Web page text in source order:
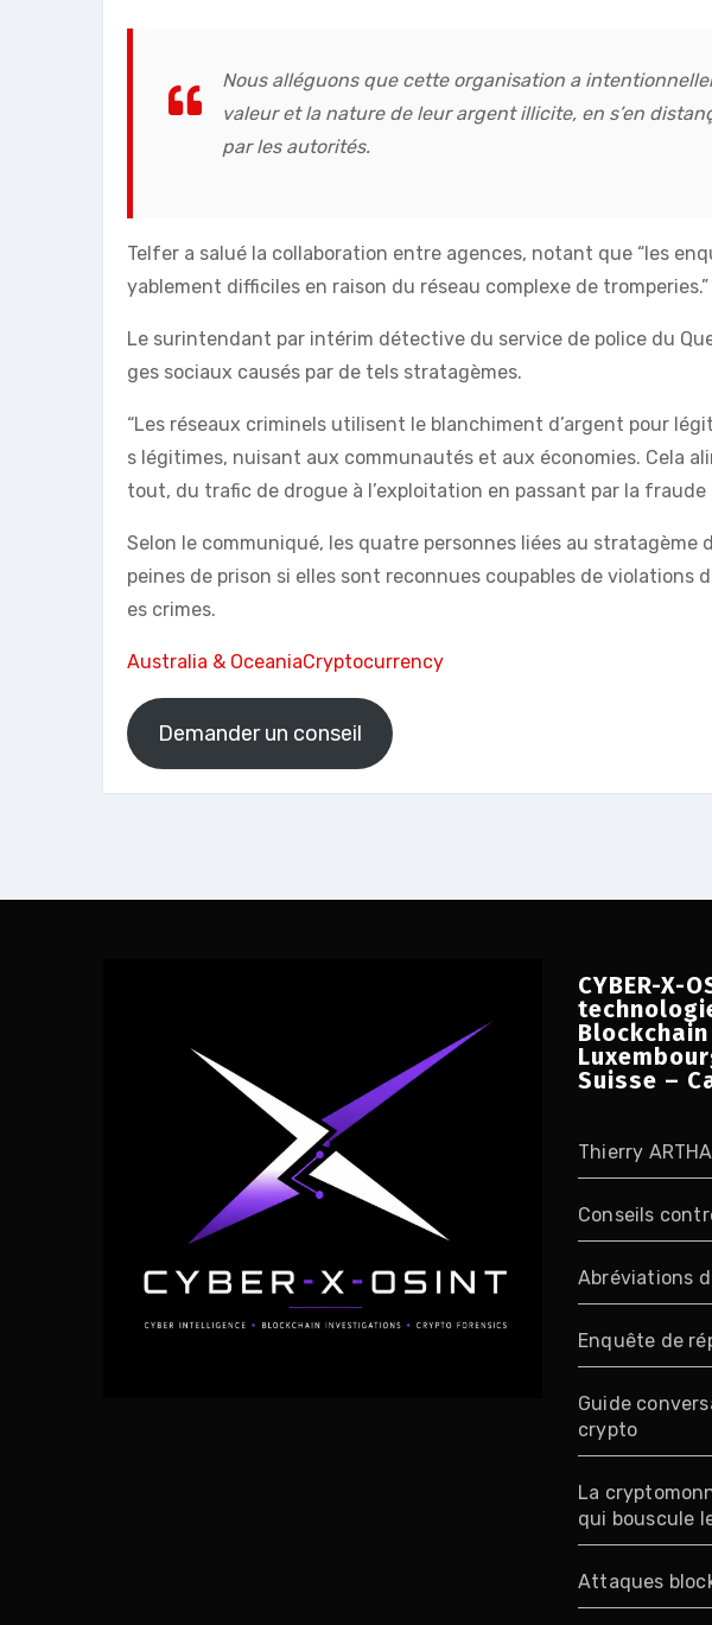
Nous alléguons que cette organisation a
valeur et la nature de leur argent illicite, en s’en
par les autorités.
Telfer a salué la collaboration entre agences, notant que “les
yablement difficiles en raison du réseau complexe de tromperies.”
Le surintendant par intérim détective du service de police du
ges sociaux causés par de tels stratagèmes.
“Les réseaux criminels utilisent le blanchiment d’argent pour
s légitimes, nuisant aux communautés et aux économies. Cela
tout, du trafic de drogue à l’exploitation en passant par la fraude
Selon le communiqué, les quatre personnes liées au
peines de prison si elles sont reconnues coupables de violations
es crimes.
Australia & OceaniaCryptocurrency
Demander un conseil
CYBER-X-
Suisse –
Thierry
Conseils
Abréviations
Enquête de
Guide
crypto
La
qui bouscule
Attaques